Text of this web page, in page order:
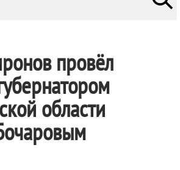
провёл
области